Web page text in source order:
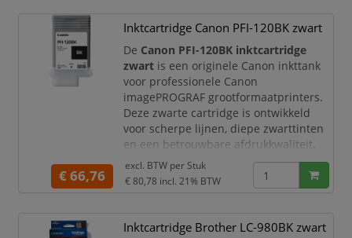
een hoge paginaopbrengst.
Met de originele Brother LC-427
Inktcartridge Canon PFI-120BK zwart
De Canon PFI-120BK inktcartridge
zwart is een originele Canon inkttank
voor professionele Canon
imagePROGRAF grootformaatprinters.
Deze zwarte cartridge is ontwikkeld
voor scherpe lijnen, diepe zwarttinten
en een betrouwbare afdrukkwaliteit.
Daardoor is deze inktcartridge zeer
geschikt voor technische tekeningen,
CAD-documenten, posters,
grafische toepassingen.
€ 66,76
excl. BTW per Stuk
€ 80,78 incl. 21% BTW
Inktcartridge Brother LC-980BK zwart